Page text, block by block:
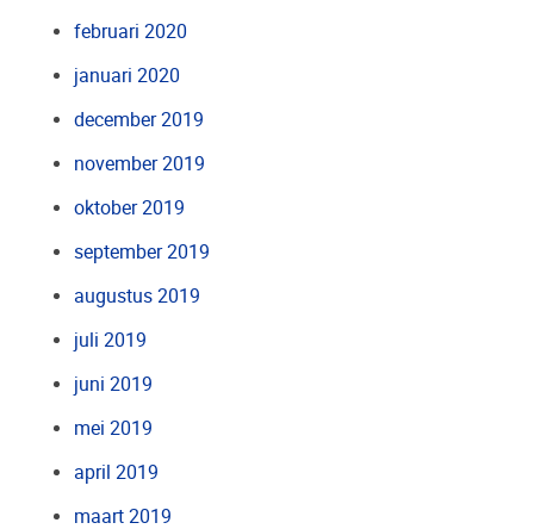
februari 2020
januari 2020
december 2019
november 2019
oktober 2019
september 2019
augustus 2019
juli 2019
juni 2019
mei 2019
april 2019
maart 2019